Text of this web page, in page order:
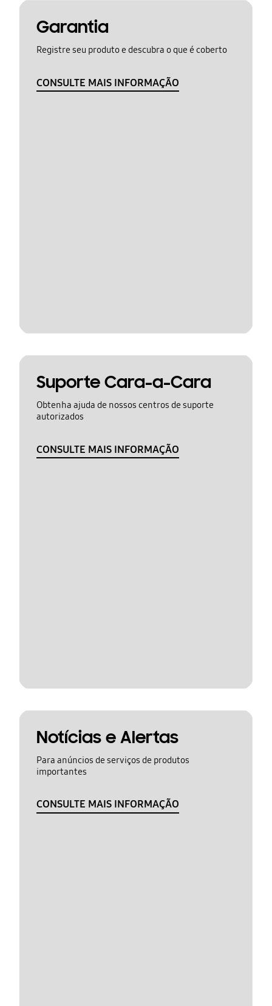
Garantia
Registre seu produto e descubra o que é coberto
CONSULTE MAIS INFORMAÇÃO
Suporte Cara-a-Cara
Obtenha ajuda de nossos centros de suporte
autorizados
CONSULTE MAIS INFORMAÇÃO
Notícias e Alertas
Para anúncios de serviços de produtos
importantes
CONSULTE MAIS INFORMAÇÃO